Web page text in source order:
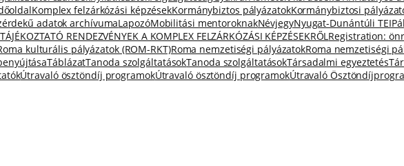
Komplex felzárkózási képzésekKormánybiztos pályázatokKormánybiztosi
adatok archívumaLapozóMobilitási mentoroknakNévjegyNyugat-Dunántúli TEI
RENDEZVÉNYEK A KOMPLEX FELZÁRKÓZÁSI KÉPZÉSEKRŐLRegistration:
kulturális pályázatok (ROM-RKT)Roma nemzetiségi pályázatokRoma nemzetiségi
TáblázatTanoda szolgáltatásokTanoda szolgáltatásokTársadalmi egyeztetés
Útravaló ösztöndíj programokÚtravaló ösztöndíj programokÚtravaló